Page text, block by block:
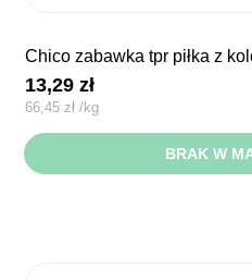
chico zabawka tpr piłka z
13,29zł
66,45zł /kg
BRAK W